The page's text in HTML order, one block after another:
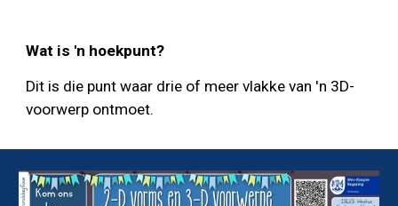
Wat is 'n hoekpunt?
Dit is die punt waar drie of meer vlakke van 'n 3D-
voorwerp ontmoet.